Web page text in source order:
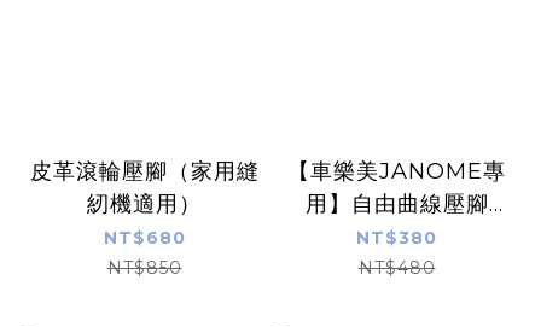
皮革滾輪壓腳（家用縫
紉機適用）
NT$680
NT$850
【車樂美JANOME專
用】自由曲線壓腳
【9mm機型適用】
NT$380
NT$480